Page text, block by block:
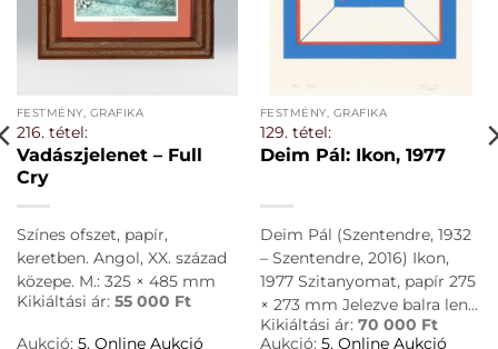
FESTMÉNY, GRAFIKA
216. tétel:
Vadászjelenet – Full
Cry
Színes ofszet, papír,
keretben. Angol, XX. század
közepe. M.: 325 × 485 mm
Kikiáltási ár: 55 000 Ft
Aukció: 5. Online Aukció
FESTMÉNY, GRAFIKA
129. tétel:
Deim Pál: Ikon, 1977
Deim Pál (Szentendre, 1932
– Szentendre, 2016) Ikon,
1977 Szitanyomat, papír 275
× 273 mm Jelezve balra lent:
Ikon 38/40 Jelezve jobbra
Kikiáltási ár: 70 000 Ft
Aukció: 5. Online Aukció